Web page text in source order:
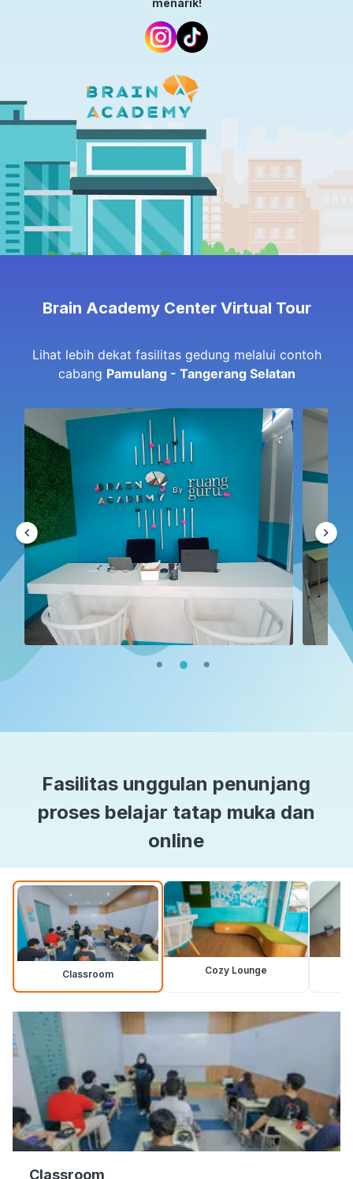
menarik!
Brain Academy Center Virtual Tour
Lihat lebih dekat fasilitas gedung melalui contoh
cabang Pamulang - Tangerang Selatan
Fasilitas unggulan penunjang
proses belajar tatap muka dan
online
Classroom Cozy Lounge
Classroom